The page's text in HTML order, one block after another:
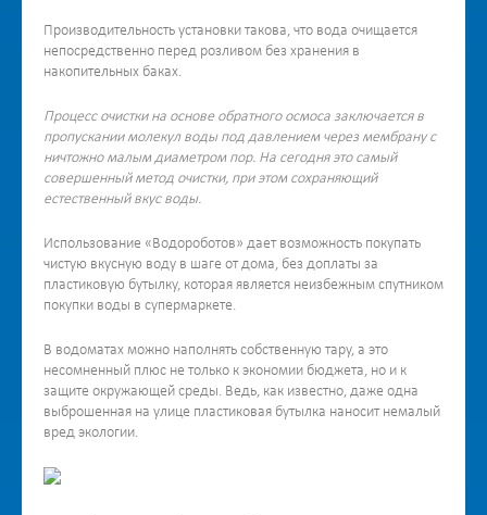
Производительность установки такова, что вода очищается
непосредственно перед розливом без хранения в
накопительных баках.
Процесс очистки на основе обратного осмоса заключается в
пропускании молекул воды под давлением через мембрану с
ничтожно малым диаметром пор. На сегодня это самый
совершенный метод очистки, при этом сохраняющий
естественный вкус воды.
Использование «Водороботов» дает возможность покупать
чистую вкусную воду в шаге от дома, без доплаты за
пластиковую бутылку, которая является неизбежным спутником
покупки воды в супермаркете.
В водоматах можно наполнять собственную тару, а это
несомненный плюс не только к экономии бюджета, но и к
защите окружающей среды. Ведь, как известно, даже одна
выброшенная на улице пластиковая бутылка наносит немалый
вред экологии.